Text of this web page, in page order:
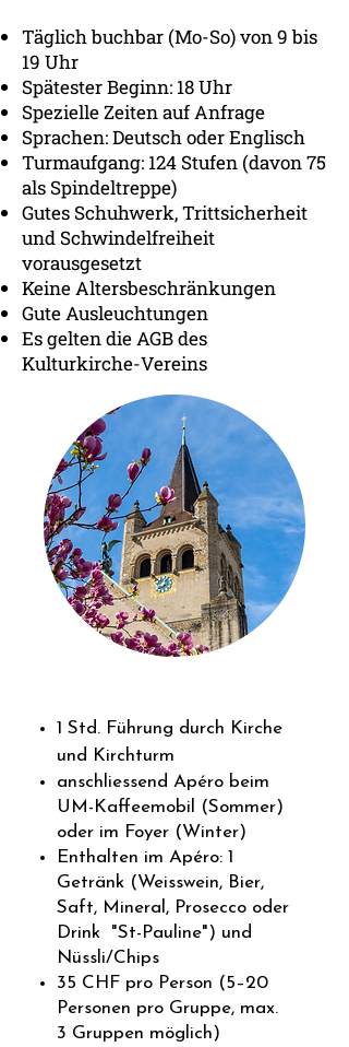
Täglich buchbar (Mo-So) von 9 bis
19 Uhr
Spätester Beginn: 18 Uhr
Spezielle Zeiten auf Anfrage
Sprachen: Deutsch oder Englisch
Turmaufgang: 124 Stufen (davon 75
als Spindeltreppe)
Gutes Schuhwerk, Trittsicherheit
und Schwindelfreiheit
vorausgesetzt
Keine Altersbeschränkungen
Gute Ausleuchtungen
Es gelten die AGB des
Kulturkirche-Vereins
1 Std. Führung durch Kirche
und Kirchturm
anschliessend Apéro beim
UM-Kaffeemobil (Sommer)
oder im Foyer (Winter)
Enthalten im Apéro: 1
Getränk (Weisswein, Bier,
Saft, Mineral, Prosecco oder
Drink "St-Pauline") und
Nüssli/Chips
35 CHF pro Person (5–20
Personen pro Gruppe, max.
3 Gruppen möglich)